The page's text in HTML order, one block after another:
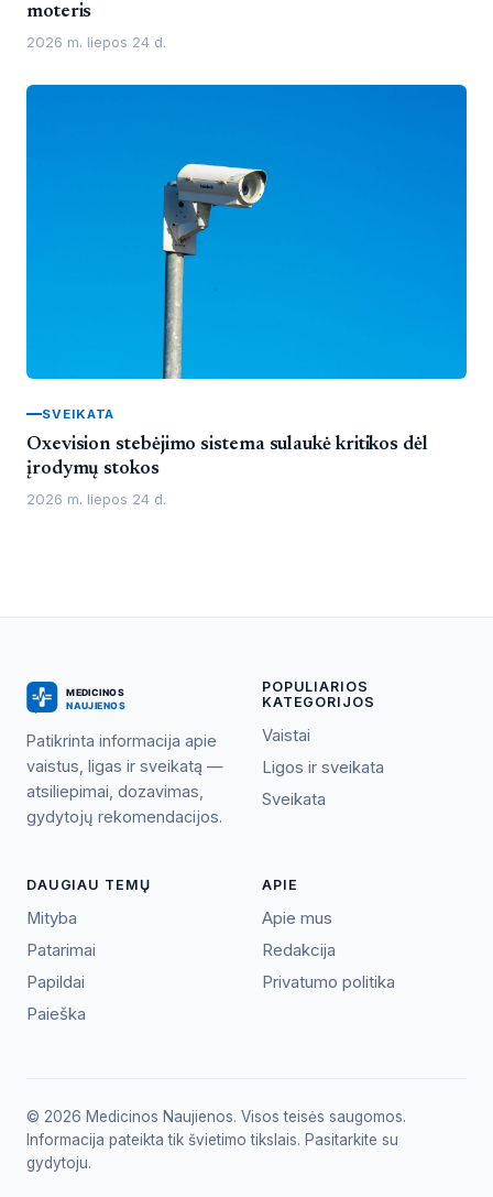
moteris
2026 m. liepos 24 d.
SVEIKATA
Oxevision stebėjimo sistema sulaukė kritikos dėl
įrodymų stokos
2026 m. liepos 24 d.
Patikrinta informacija apie
vaistus, ligas ir sveikatą —
atsiliepimai, dozavimas,
gydytojų rekomendacijos.
POPULIARIOS
KATEGORIJOS
Vaistai
Ligos ir sveikata
Sveikata
DAUGIAU TEMŲ
Mityba
Patarimai
Papildai
Paieška
APIE
Apie mus
Redakcija
Privatumo politika
© 2026 Medicinos Naujienos. Visos teisės saugomos.
Informacija pateikta tik švietimo tikslais. Pasitarkite su
gydytoju.